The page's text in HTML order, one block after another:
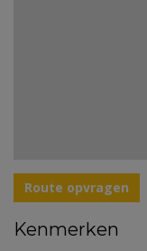
Route opvragen
Kenmerken